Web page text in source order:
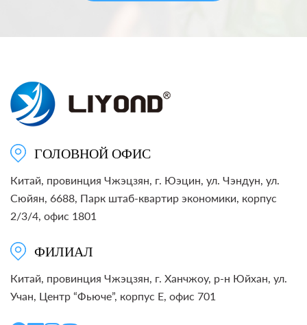
ГОЛОВНОЙ ОФИС
Китай, провинция Чжэцзян, г. Юэцин, ул. Чэндун, ул.
Сюйян, 6688, Парк штаб-квартир экономики, корпус
2/3/4, офис 1801
ФИЛИАЛ
Китай, провинция Чжэцзян, г. Ханчжоу, р-н Юйхан, ул.
Учан, Центр “Фьюче”, корпус E, офис 701